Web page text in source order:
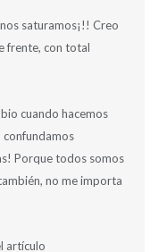
saturamos¡!! Creo
frente, con total
cuando hacemos
confundamos
Porque todos somos
no me importa
artículo